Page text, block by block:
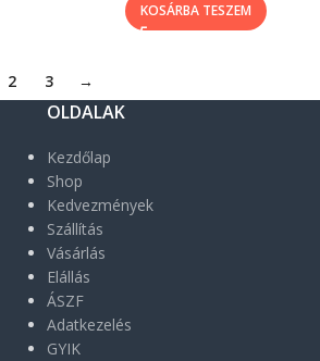
KOSÁRBA TESZEM
2 3 →
OLDALAK
Kezdőlap
Shop
Kedvezmények
Szállítás
Vásárlás
Elállás
ÁSZF
Adatkezelés
GYIK